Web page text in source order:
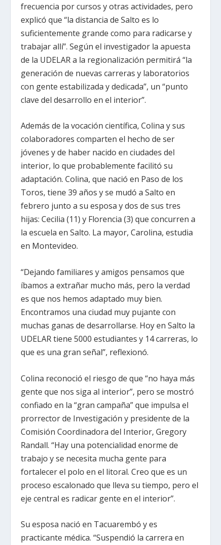
frecuencia por cursos y otras actividades, pero
explicó que “la distancia de Salto es lo
suficientemente grande como para radicarse y
trabajar allí”. Según el investigador la apuesta
de la UDELAR a la regionalización permitirá “la
generación de nuevas carreras y laboratorios
con gente estabilizada y dedicada”, un “punto
clave del desarrollo en el interior”.
Además de la vocación científica, Colina y sus
colaboradores comparten el hecho de ser
jóvenes y de haber nacido en ciudades del
interior, lo que probablemente facilitó su
adaptación. Colina, que nació en Paso de los
Toros, tiene 39 años y se mudó a Salto en
febrero junto a su esposa y dos de sus tres
hijas: Cecilia (11) y Florencia (3) que concurren a
la escuela en Salto. La mayor, Carolina, estudia
en Montevideo.
“Dejando familiares y amigos pensamos que
íbamos a extrañar mucho más, pero la verdad
es que nos hemos adaptado muy bien.
Encontramos una ciudad muy pujante con
muchas ganas de desarrollarse. Hoy en Salto la
UDELAR tiene 5000 estudiantes y 14 carreras, lo
que es una gran señal”, reflexionó.
Colina reconoció el riesgo de que “no haya más
gente que nos siga al interior”, pero se mostró
confiado en la “gran campaña” que impulsa el
prorrector de Investigación y presidente de la
Comisión Coordinadora del Interior, Gregory
Randall. “Hay una potencialidad enorme de
trabajo y se necesita mucha gente para
fortalecer el polo en el litoral. Creo que es un
proceso escalonado que lleva su tiempo, pero el
eje central es radicar gente en el interior”.
Su esposa nació en Tacuarembó y es
practicante médica. “Suspendió la carrera en